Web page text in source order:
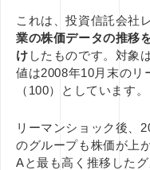
これは、投資信託会社
業の株価データの推移
け したものです。対象
値は2008年10月末のリ
（100）としています。
リーマンショック後、
のグループも株価が上
Aと最も高く推移した